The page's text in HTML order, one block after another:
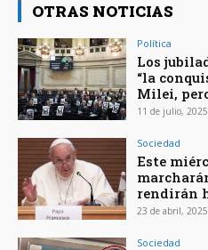
OTRAS NOTICIAS
Política
Los
“la
Milei,
11 de julio, 2025
Sociedad
Este
rendirán
23 de abril, 2025
Sociedad